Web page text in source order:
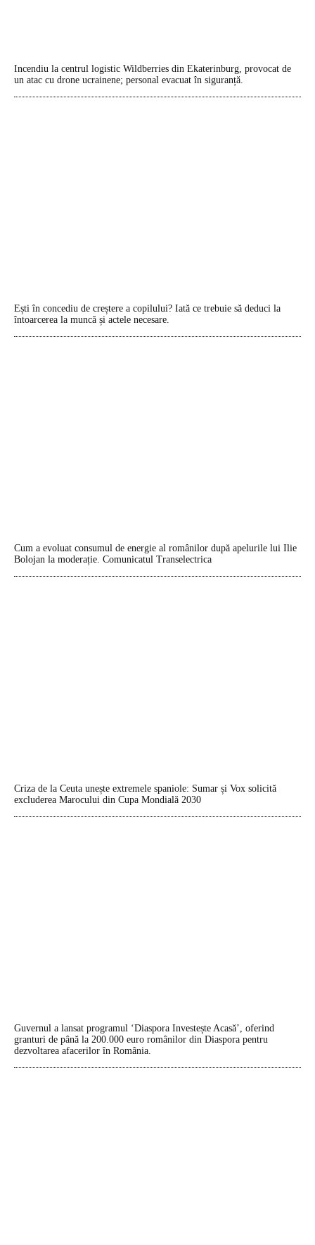
Incendiu la centrul logistic Wildberries din Ekaterinburg, provocat de
un atac cu drone ucrainene; personal evacuat în siguranță.
Ești în concediu de creștere a copilului? Iată ce trebuie să deduci la
întoarcerea la muncă și actele necesare.
Cum a evoluat consumul de energie al românilor după apelurile lui Ilie
Bolojan la moderație. Comunicatul Transelectrica
Criza de la Ceuta unește extremele spaniole: Sumar și Vox solicită
excluderea Marocului din Cupa Mondială 2030
Guvernul a lansat programul ‘Diaspora Investește Acasă’, oferind
granturi de până la 200.000 euro românilor din Diaspora pentru
dezvoltarea afacerilor în România.